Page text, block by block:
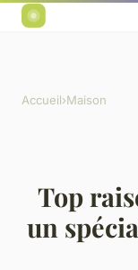
Accueil›Maison
Top
un